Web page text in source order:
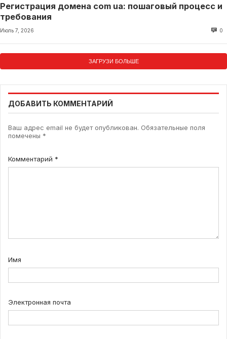
Регистрация домена com ua: пошаговый процесс и
требования
Июль 7, 2026 0
ЗАГРУЗИ БОЛЬШЕ
ДОБАВИТЬ КОММЕНТАРИЙ
Ваш адрес email не будет опубликован. Обязательные поля
помечены *
Комментарий *
Имя
Электронная почта